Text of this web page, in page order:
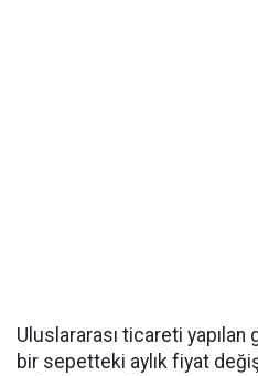
Uluslararası ticareti yapılan
bir sepetteki aylık fiyat